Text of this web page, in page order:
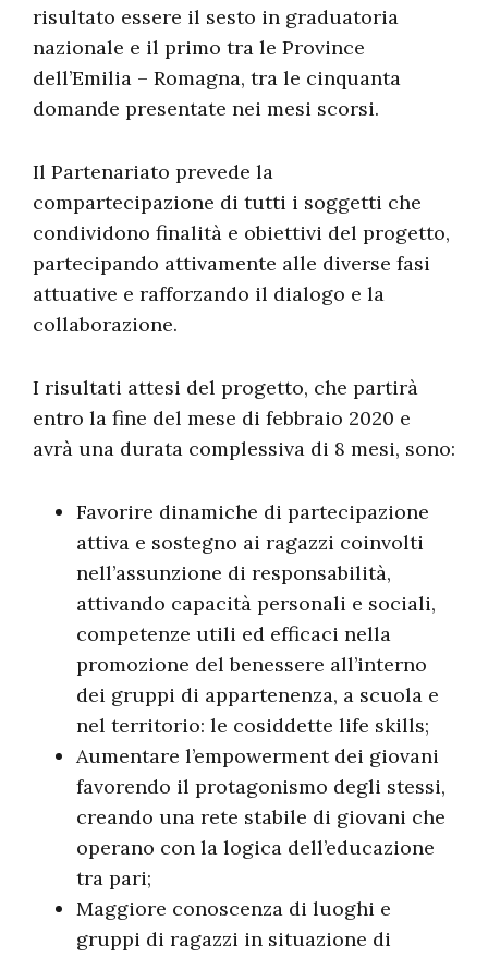
risultato essere il sesto in graduatoria
nazionale e il primo tra le Province
dell’Emilia – Romagna, tra le cinquanta
domande presentate nei mesi scorsi.
Il Partenariato prevede la
compartecipazione di tutti i soggetti che
condividono finalità e obiettivi del progetto,
partecipando attivamente alle diverse fasi
attuative e rafforzando il dialogo e la
collaborazione.
I risultati attesi del progetto, che partirà
entro la fine del mese di febbraio 2020 e
avrà una durata complessiva di 8 mesi, sono:
Favorire dinamiche di partecipazione
attiva e sostegno ai ragazzi coinvolti
nell’assunzione di responsabilità,
attivando capacità personali e sociali,
competenze utili ed efficaci nella
promozione del benessere all’interno
dei gruppi di appartenenza, a scuola e
nel territorio: le cosiddette life skills;
Aumentare l’empowerment dei giovani
favorendo il protagonismo degli stessi,
creando una rete stabile di giovani che
operano con la logica dell’educazione
tra pari;
Maggiore conoscenza di luoghi e
gruppi di ragazzi in situazione di